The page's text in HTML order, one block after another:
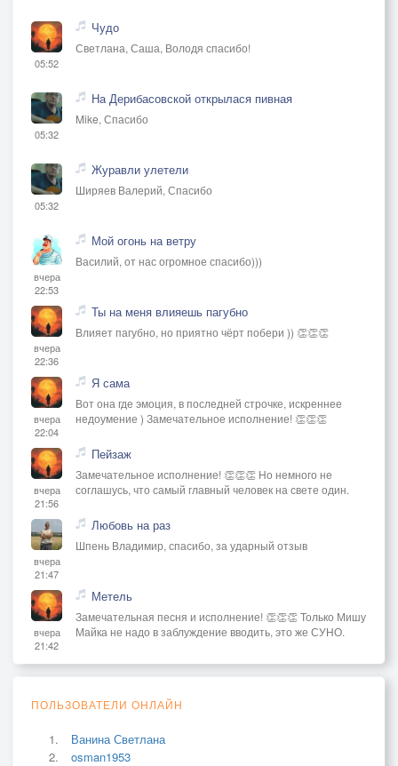
05:52
Чудо
Светлана, Саша, Володя спасибо!
05:32
На Дерибасовской открылася пивная
Mike, Спасибо
05:32
Журавли улетели
Ширяев Валерий, Спасибо
вчера
22:53
Мой огонь на ветру
Василий, от нас огромное спасибо)))
вчера
22:36
Ты на меня влияешь пагубно
Влияет пагубно, но приятно чёрт побери )) 👏👏👏
вчера
22:04
Я сама
Вот она где эмоция, в последней строчке, искреннее
недоумение ) Замечательное исполнение! 👏👏👏
вчера
21:56
Пейзаж
Замечательное исполнение! 👏👏👏 Но немного не
соглашусь, что самый главный человек на свете один.
вчера
21:47
Любовь на раз
Шпень Владимир, спасибо, за ударный отзыв
вчера
21:42
Метель
Замечательная песня и исполнение! 👏👏👏 Только Мишу
Майка не надо в заблуждение вводить, это же СУНО.
ПОЛЬЗОВАТЕЛИ ОНЛАЙН
Ванина Светлана
osman1953